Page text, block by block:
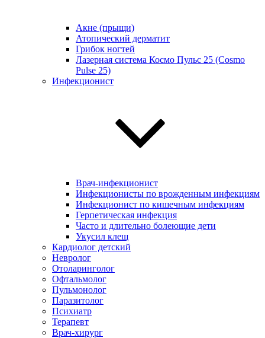
Акне (прыщи)
Атопический дерматит
Грибок ногтей
Лазерная система Космо Пульс 25 (Cosmo
Pulse 25)
Инфекционист
Врач-инфекционист
Инфекционисты по врожденным инфекциям
Инфекционист по кишечным инфекциям
Герпетическая инфекция
Часто и длительно болеющие дети
Укусил клещ
Кардиолог детский
Невролог
Отоларинголог
Офтальмолог
Пульмонолог
Паразитолог
Психиатр
Терапевт
Врач-хирург